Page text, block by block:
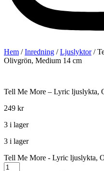
Hem /Inredning /Ljuslyktor/
Olivgrön, Medium 14 cm
Tell Me More – Lyric ljuslykta,
249 kr
3 i lager
3 i lager
Tell Me More - Lyric ljuslykta,